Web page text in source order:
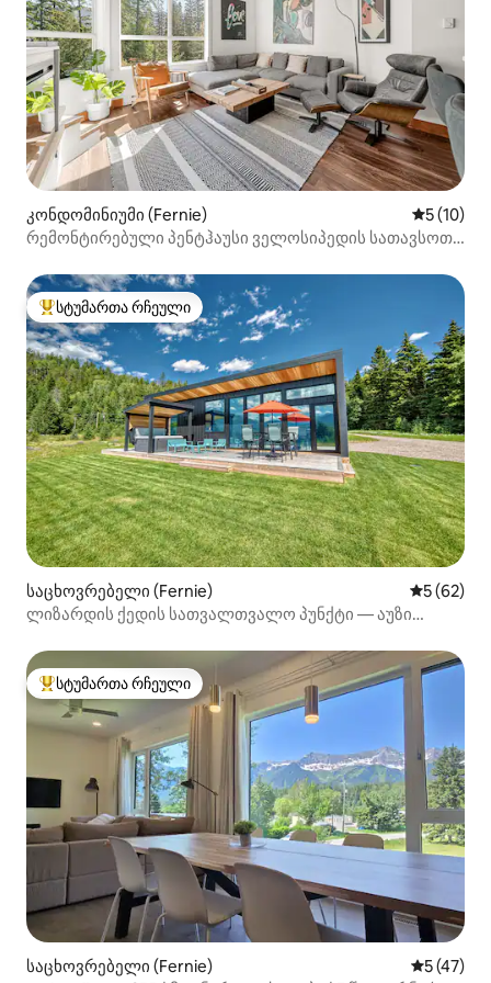
კონდომინიუმი (Fernie) საშუალო
5 (10)
რემონტირებული პენტჰაუსი ველოსიპედის სათავსოთი
სტუმართა რჩეული მოწინავე ვარიანტი
სტუმართა რჩეული
საცხოვრებელი (Fernie) საშუალო
5 (62)
ლიზარდის ქედის სათვალთვალო პუნქტი — აუზი
სტუმართა რჩეული მოწინავე ვარიანტი
სტუმართა რჩეული
საცხოვრებელი (Fernie) საშუალო
5 (47)